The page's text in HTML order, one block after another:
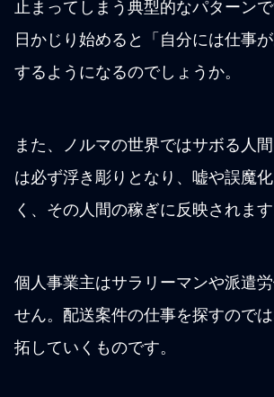
止まってしまう典型的なパターン
日かじり始めると「自分には仕事
するようになるのでしょうか。
また、ノルマの世界ではサボる人
は必ず浮き彫りとなり、嘘や誤魔
く、その人間の稼ぎに反映されます
個人事業主はサラリーマンや派遣
せん。配送案件の仕事を探すので
拓していくものです。